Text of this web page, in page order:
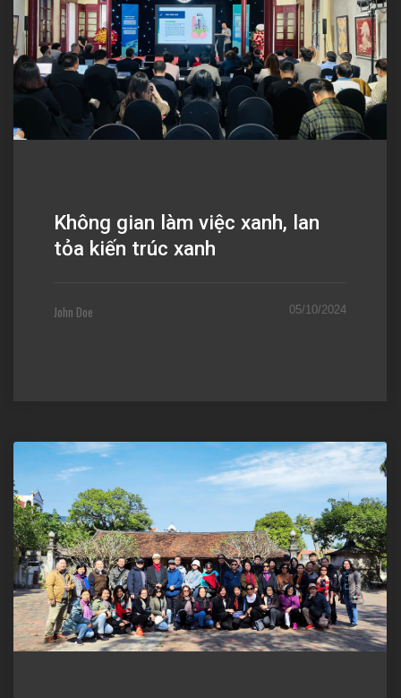
Không gian làm việc xanh, lan
tỏa kiến trúc xanh
John Doe 05/10/2024